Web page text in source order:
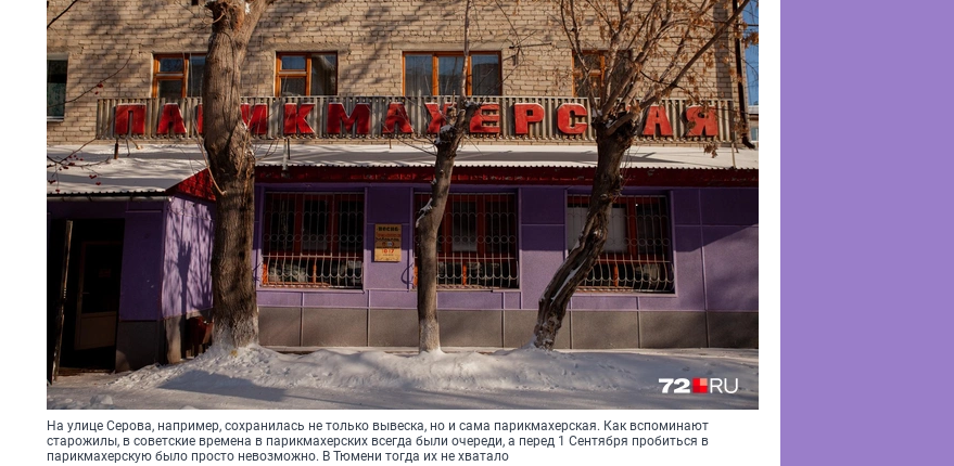
На улице Серова, например, сохранилась не только вывеска, но и сама парикмахерская. Как вспоминают
старожилы, в советские времена в парикмахерских всегда были очереди, а перед 1 Сентября пробиться в
парикмахерскую было просто невозможно. В Тюмени тогда их не хватало